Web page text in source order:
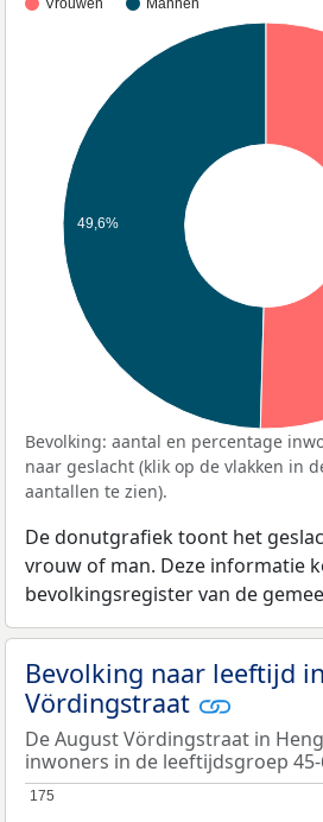
Vrouwen Mannen
49,6%
Bevolking: aantal en percentage
naar geslacht (klik op de vlakken in
aantallen te zien).
De donutgrafiek toont het
vrouw of man. Deze informatie
bevolkingsregister van de
Bevolking naar leeftijd
Vördingstraat
De August Vördingstraat in
inwoners in de leeftijdsgroep 45-
175
175